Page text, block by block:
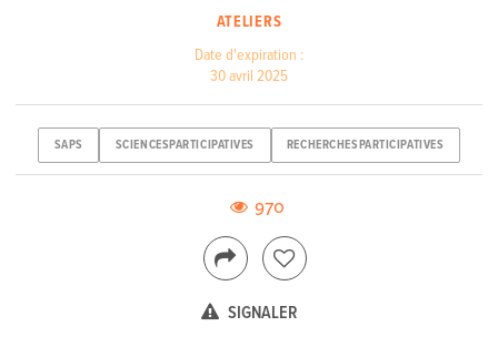
ATELIERS
Date d'expiration :
30 avril 2025
SAPS SCIENCESPARTICIPATIVES RECHERCHESPARTICIPATIVES
970
SIGNALER